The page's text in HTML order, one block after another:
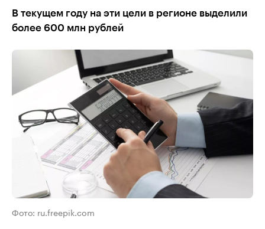
В текущем году на эти цели в регионе выделили
более 600 млн рублей
Фото: ru.freepik.com